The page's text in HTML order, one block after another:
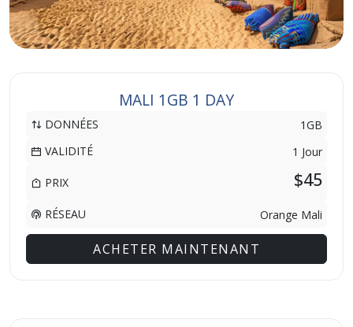
MALI 1GB 1 DAY
DONNÉES
1GB
VALIDITÉ
1 Jour
PRIX $45
RÉSEAU Orange Mali
ACHETER MAINTENANT